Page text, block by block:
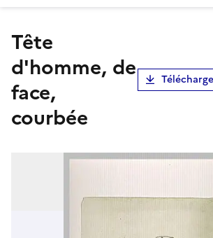
Tête
d'homme, de
face,
courbée